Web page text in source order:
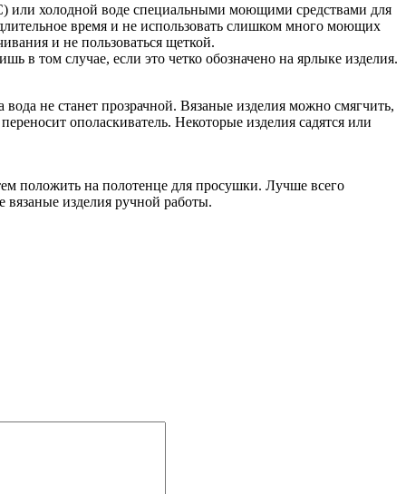
или холодной воде специальными моющими средствами для
время и не использовать слишком много моющих
и не пользоваться щеткой.
в том случае, если это четко обозначено на ярлыке изделия.
не станет прозрачной. Вязаные изделия можно смягчить,
ополаскиватель. Некоторые изделия садятся или
положить на полотенце для просушки. Лучше всего
изделия ручной работы.